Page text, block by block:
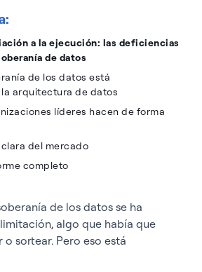
a la ejecución: las deficiencias
de datos
de los datos está
arquitectura de datos
líderes hacen de forma
del mercado
completo
de los datos se ha
algo que había que
sortear. Pero eso está